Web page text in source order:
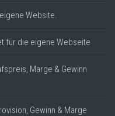
Website.
für die eigene Webseite
Marge & Gewinn
Gewinn & Marge